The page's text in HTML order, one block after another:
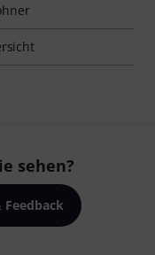
sehen?
Feedback